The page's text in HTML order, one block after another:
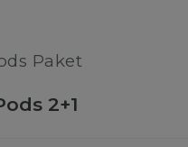
Paket
2+1